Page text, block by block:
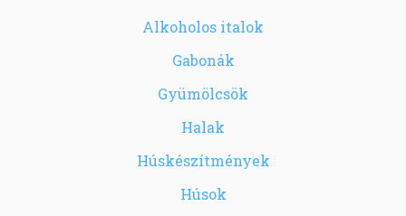
Alkoholos italok
Gabonák
Gyümölcsök
Halak
Húskészítmények
Húsok